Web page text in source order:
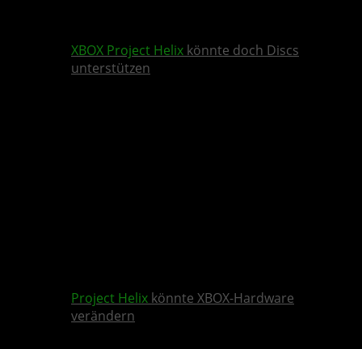
XBOX Project Helix könnte doch Discs
unterstützen
Project Helix könnte XBOX-Hardware
verändern